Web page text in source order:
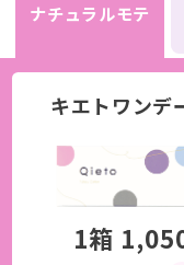
ナチュラルモテ
キエトワンデ
1箱